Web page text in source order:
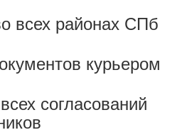
всех районах СПб
курьером
согласований